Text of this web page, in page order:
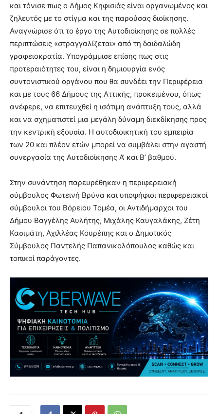
και τόνισε πως ο Δήμος Κηφισιάς είναι οργανωμένος και
ζηλευτός με το στίγμα και της παρούσας διοίκησης.
Αναγνώρισε ότι το έργο της Αυτοδιοίκησης σε πολλές
περιπτώσεις «στραγγαλίζεται» από τη δαιδαλώδη
γραφειοκρατία. Υπογράμμισε επίσης πως στις
προτεραιότητες του, είναι η δημιουργία ενός
συντονιστικού οργάνου που θα συνδέει την Περιφέρεια
και με τους 66 Δήμους της Αττικής, προκειμένου, όπως
ανέφερε, να επιτευχθεί η ισότιμη ανάπτυξη τους, αλλά
και να σχηματιστεί μια μεγάλη δύναμη διεκδίκησης προς
την κεντρική εξουσία. Η αυτοδιοικητική του εμπειρία
των 20 και πλέον ετών μπορεί να συμβάλει στην αγαστή
συνεργασία της Αυτοδιοίκησης Α’ και Β’ βαθμού.
Στην συνάντηση παρευρέθηκαν η περιφερειακή
σύμβουλος Φωτεινή Βρύνα και υποψήφιοι περιφερειακοί
σύμβουλοι του Βόρειου Τομέα, οι Αντιδήμαρχοι του
Δήμου Βαγγέλης Αυλήτης, Μιχάλης Καυγαλάκης, Ζέτη
Κασιμάτη, Αχιλλέας Κουρέπης και ο Δημοτικός
Σύμβουλος Παντελής Παπανικολόπουλος καθώς και
τοπικοί παράγοντες.